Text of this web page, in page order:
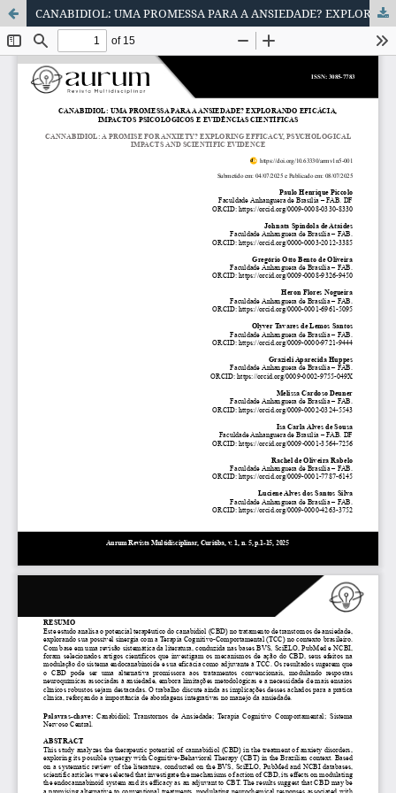
CANABIDIOL: UMA PROMESSA PARA A ANSIEDADE? EXPLORANDO EFICÁCIA, IMPACTOS PSICOLÓGICOS E EVIDÊNCIAS CIENTÍFICAS